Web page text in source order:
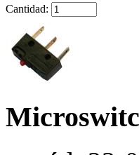
Cantidad: